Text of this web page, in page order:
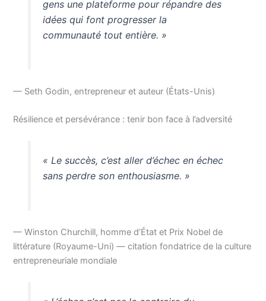
gens une plateforme pour répandre des
idées qui font progresser la
communauté tout entière. »
— Seth Godin, entrepreneur et auteur (États-Unis)
Résilience et persévérance : tenir bon face à l’adversité
« Le succès, c’est aller d’échec en échec
sans perdre son enthousiasme. »
— Winston Churchill, homme d’État et Prix Nobel de
littérature (Royaume-Uni) — citation fondatrice de la culture
entrepreneuriale mondiale